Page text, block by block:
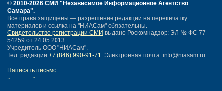
© 2010-2026 СМИ "Независимое Информационное Агентство
Самара".
Все права защищены — разрешение редакции на перепечатку
материалов и ссылка на "НИАСам" обязательны.
Свидетельство регистрации СМИ выдано Роскомнадзор: ЭЛ № ФС 77 -
54259 от 24.05.2013.
Учредитель ООО "НИАСам".
Тел. редакции +7 (846) 990-91-71. Электронная почта: info@niasam.ru
Написать письмо
Карта сайта